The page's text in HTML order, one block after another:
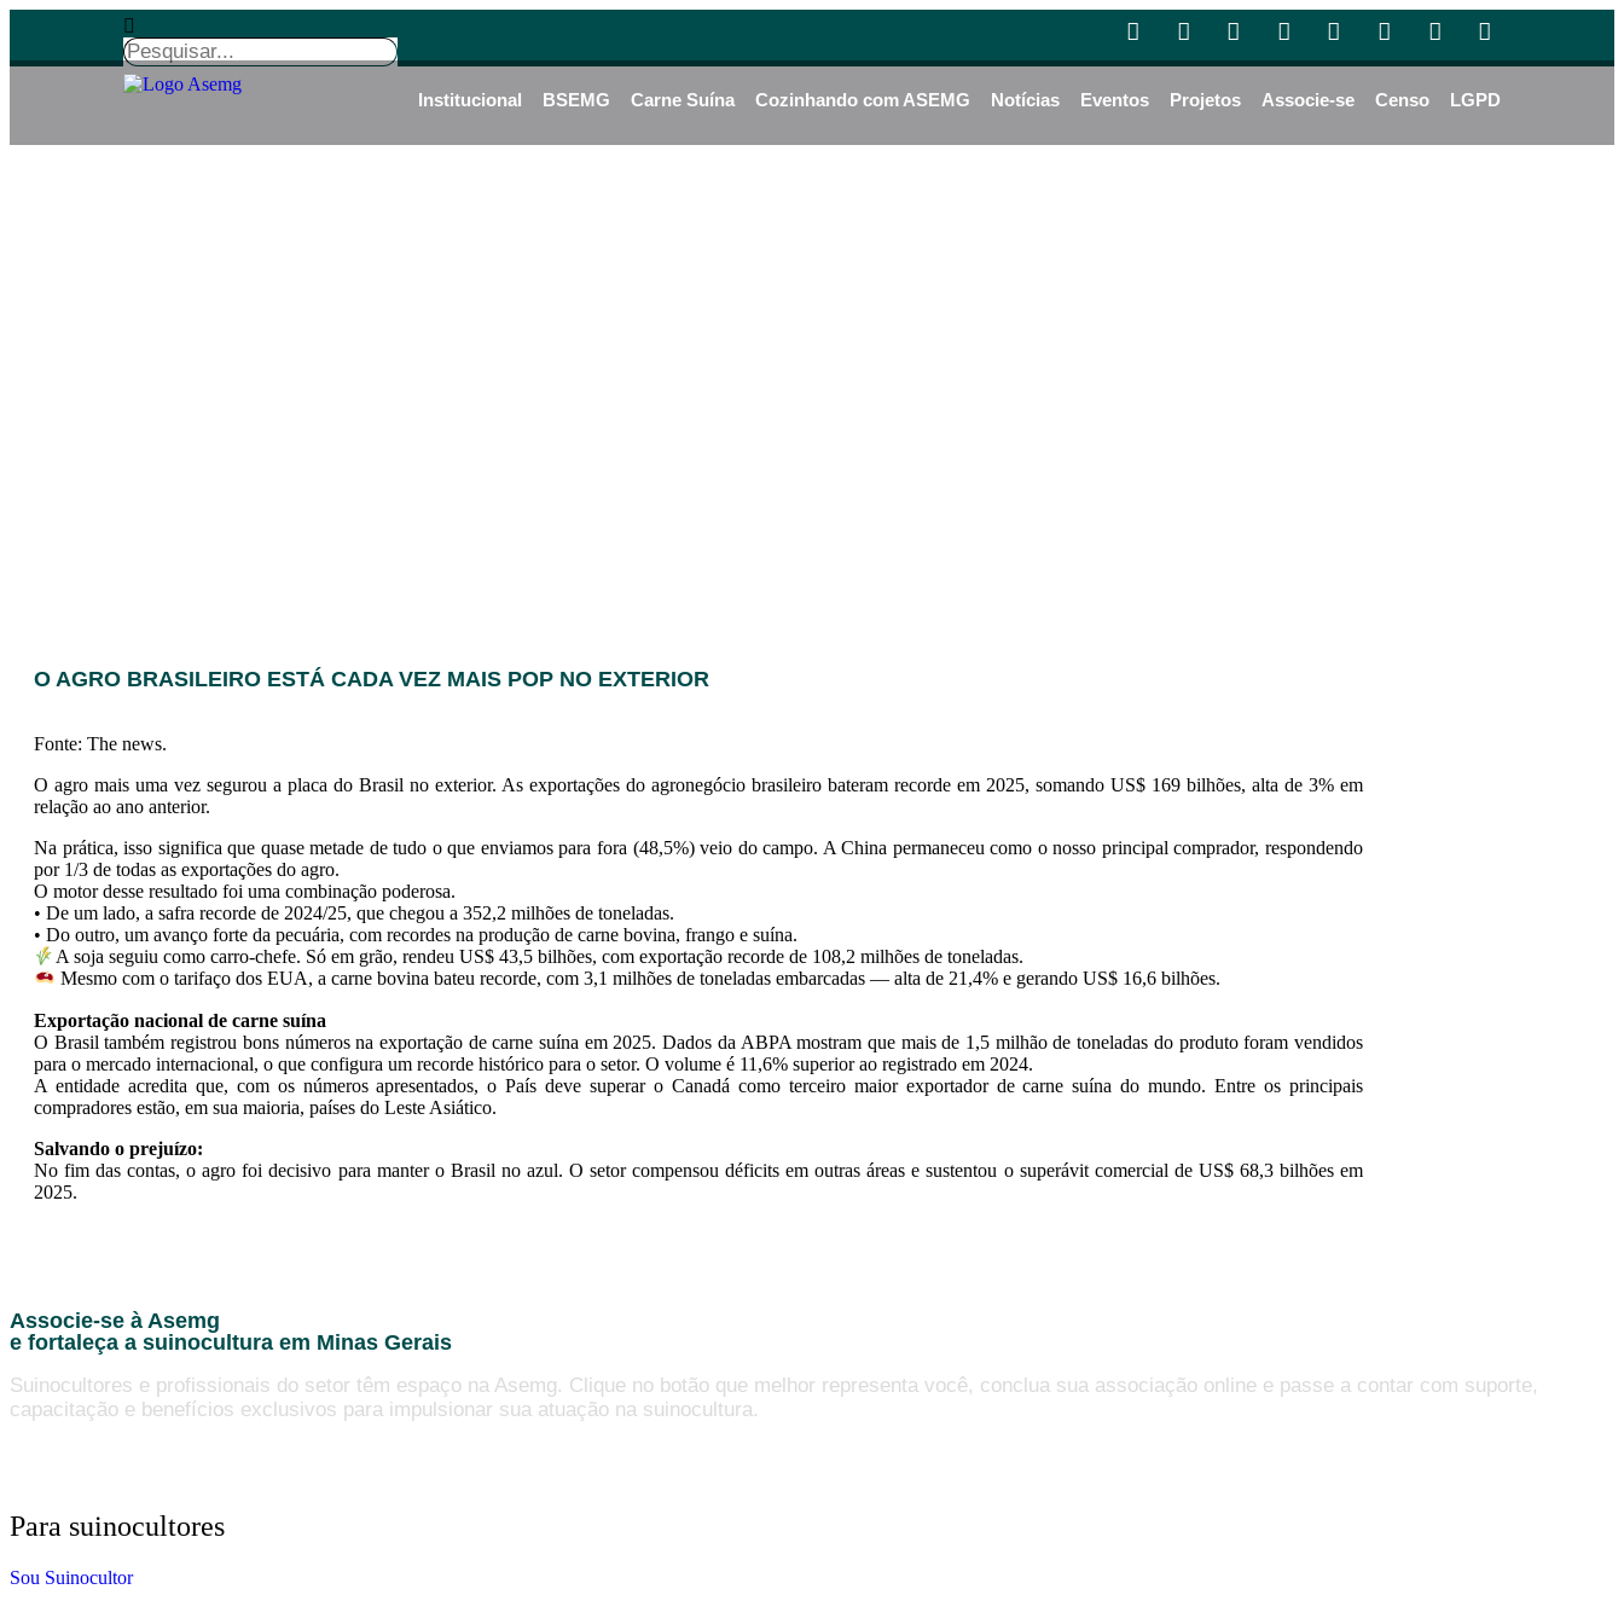
Institucional BSEMG Carne Suína Cozinhando com ASEMG Notícias Eventos Projetos Associe-se Censo LGPD
O AGRO BRASILEIRO ESTÁ CADA VEZ MAIS POP NO EXTERIOR
Fonte: The news.
O agro mais uma vez segurou a placa do Brasil no exterior. As exportações do agronegócio brasileiro bateram recorde em 2025, somando US$ 169 bilhões, alta de 3% em
relação ao ano anterior.
Na prática, isso significa que quase metade de tudo o que enviamos para fora (48,5%) veio do campo. A China permaneceu como o nosso principal comprador, respondendo
por 1/3 de todas as exportações do agro.
O motor desse resultado foi uma combinação poderosa.
• De um lado, a safra recorde de 2024/25, que chegou a 352,2 milhões de toneladas.
• Do outro, um avanço forte da pecuária, com recordes na produção de carne bovina, frango e suína.
A soja seguiu como carro-chefe. Só em grão, rendeu US$ 43,5 bilhões, com exportação recorde de 108,2 milhões de toneladas.
Mesmo com o tarifaço dos EUA, a carne bovina bateu recorde, com 3,1 milhões de toneladas embarcadas — alta de 21,4% e gerando US$ 16,6 bilhões.
Exportação nacional de carne suína
O Brasil também registrou bons números na exportação de carne suína em 2025. Dados da ABPA mostram que mais de 1,5 milhão de toneladas do produto foram vendidos
para o mercado internacional, o que configura um recorde histórico para o setor. O volume é 11,6% superior ao registrado em 2024.
A entidade acredita que, com os números apresentados, o País deve superar o Canadá como terceiro maior exportador de carne suína do mundo. Entre os principais
compradores estão, em sua maioria, países do Leste Asiático.
Salvando o prejuízo:
No fim das contas, o agro foi decisivo para manter o Brasil no azul. O setor compensou déficits em outras áreas e sustentou o superávit comercial de US$ 68,3 bilhões em
2025.
Associe-se à Asemg
e fortaleça a suinocultura em Minas Gerais
Suinocultores e profissionais do setor têm espaço na Asemg. Clique no botão que melhor representa você, conclua sua associação online e passe a contar com suporte,
capacitação e benefícios exclusivos para impulsionar sua atuação na suinocultura.
Para suinocultores
Sou Suinocultor